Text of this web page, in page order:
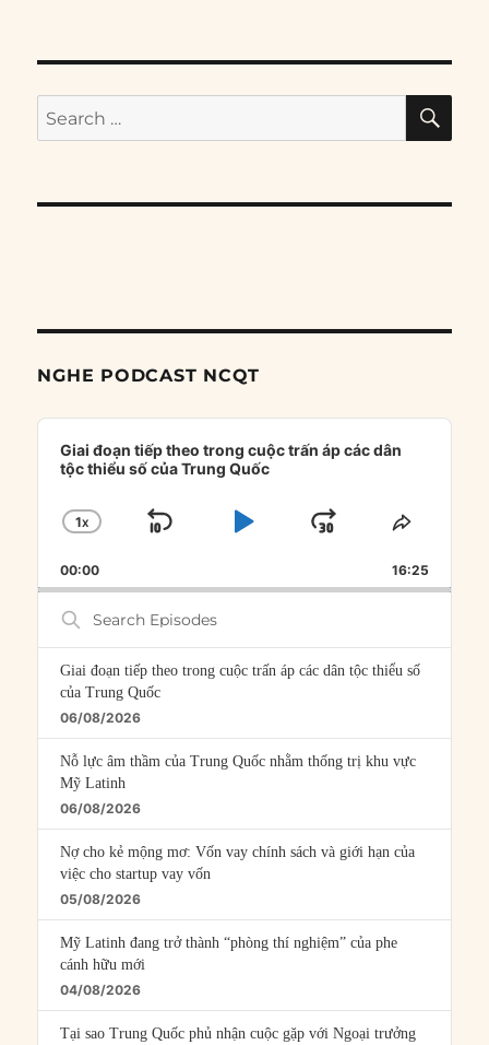
Search
for:
NGHE PODCAST NCQT
Audio
Player
Giai đoạn tiếp theo trong cuộc trấn áp các dân
tộc thiểu số của Trung Quốc
CHANGE
RATE
1X
SKIP
PLAYJUMP
FORWARD
SHARE
00:00 16:25
Search
Episodes
Giai đoạn tiếp theo trong cuộc trấn áp các dân tộc thiểu số
của Trung Quốc
06/08/2026
Nỗ lực âm thầm của Trung Quốc nhằm thống trị khu vực
Mỹ Latinh
06/08/2026
Nợ cho kẻ mộng mơ: Vốn vay chính sách và giới hạn của
việc cho startup vay vốn
05/08/2026
Mỹ Latinh đang trở thành “phòng thí nghiệm” của phe
cánh hữu mới
04/08/2026
Tại sao Trung Quốc phủ nhận cuộc gặp với Ngoại trưởng